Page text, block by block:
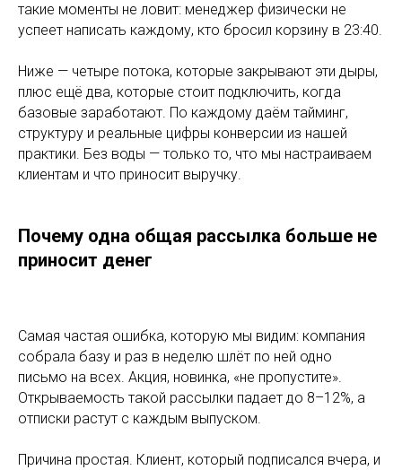
такие моменты не ловит: менеджер физически не
успеет написать каждому, кто бросил корзину в 23:40.
Ниже — четыре потока, которые закрывают эти дыры,
плюс ещё два, которые стоит подключить, когда
базовые заработают. По каждому даём тайминг,
структуру и реальные цифры конверсии из нашей
практики. Без воды — только то, что мы настраиваем
клиентам и что приносит выручку.
Почему одна общая рассылка больше не
приносит денег
Самая частая ошибка, которую мы видим: компания
собрала базу и раз в неделю шлёт по ней одно
письмо на всех. Акция, новинка, «не пропустите».
Открываемость такой рассылки падает до 8–12%, а
отписки растут с каждым выпуском.
Причина простая. Клиент, который подписался вчера, и